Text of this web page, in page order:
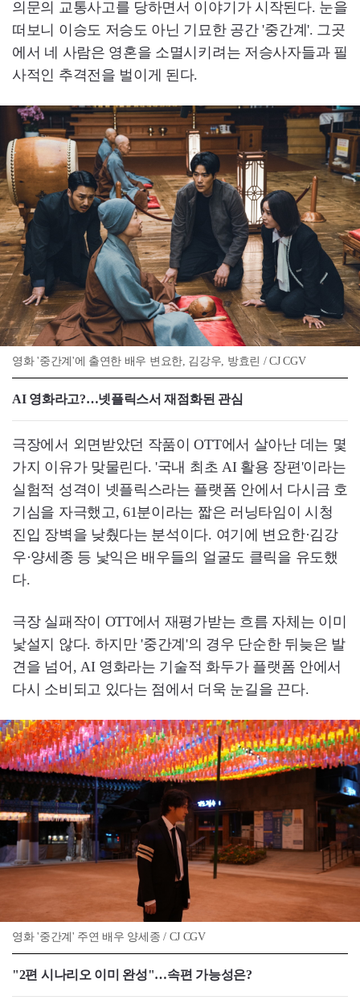
의문의 교통사고를 당하면서 이야기가 시작된다. 눈을
떠보니 이승도 저승도 아닌 기묘한 공간 '중간계'. 그곳
에서 네 사람은 영혼을 소멸시키려는 저승사자들과 필
사적인 추격전을 벌이게 된다.
영화 '중간계'에 출연한 배우 변요한, 김강우, 방효린 / CJ CGV
AI 영화라고?…넷플릭스서 재점화된 관심
극장에서 외면받았던 작품이 OTT에서 살아난 데는 몇
가지 이유가 맞물린다. '국내 최초 AI 활용 장편'이라는
실험적 성격이 넷플릭스라는 플랫폼 안에서 다시금 호
기심을 자극했고, 61분이라는 짧은 러닝타임이 시청
진입 장벽을 낮췄다는 분석이다. 여기에 변요한·김강
우·양세종 등 낯익은 배우들의 얼굴도 클릭을 유도했
다.
극장 실패작이 OTT에서 재평가받는 흐름 자체는 이미
낯설지 않다. 하지만 '중간계'의 경우 단순한 뒤늦은 발
견을 넘어, AI 영화라는 기술적 화두가 플랫폼 안에서
다시 소비되고 있다는 점에서 더욱 눈길을 끈다.
영화 '중간계' 주연 배우 양세종 / CJ CGV
"2편 시나리오 이미 완성"…속편 가능성은?